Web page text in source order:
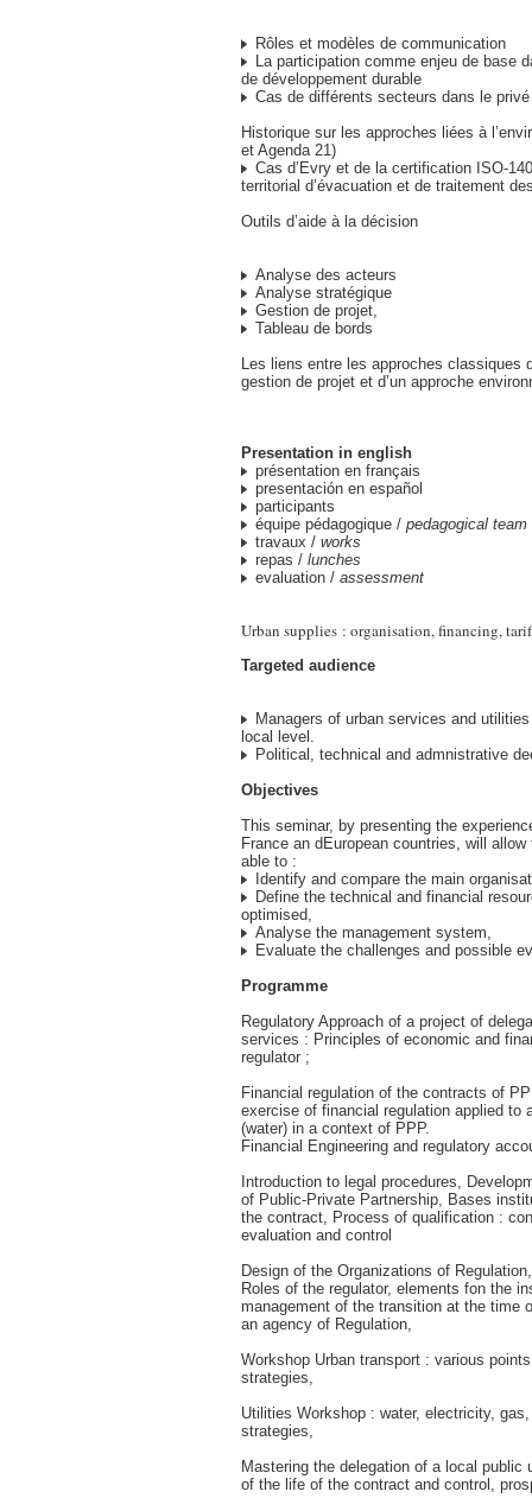
Rôles et modèles de communication
La participation comme enjeu de base
de développement durable
Cas de différents secteurs dans le privé
Historique sur les approches liées à
et Agenda 21)
Cas d’Evry et de la certification ISO-
territorial d’évacuation et de traitement
Outils d’aide à la décision
Analyse des acteurs
Analyse stratégique
Gestion de projet,
Tableau de bords
Les liens entre les approches classiques
gestion de projet et d’un approche
Presentation in english
présentation en français
presentación en español
participants
équipe pédagogique / pedagogical team
travaux / works
repas / lunches
evaluation / assessment
Urban supplies : organisation, financing,
Targeted audience
Managers of urban services and
local level.
Political, technical and admnistrative
Objectives
This seminar, by presenting the
France an dEuropean countries, will
able to :
Identify and compare the main
Define the technical and financial
optimised,
Analyse the management system,
Evaluate the challenges and possible
Programme
Regulatory Approach of a project of
services : Principles of economic and
regulator ;
Financial regulation of the contracts of
exercise of financial regulation applied to
(water) in a context of PPP.
Financial Engineering and regulatory
Introduction to legal procedures,
of Public-Private Partnership, Bases
the contract, Process of qualification :
evaluation and control
Design of the Organizations of Regulation,
Roles of the regulator, elements fon the
management of the transition at the time
an agency of Regulation,
Workshop Urban transport : various
strategies,
Utilities Workshop : water, electricity,
strategies,
Mastering the delegation of a local public
of the life of the contract and control,